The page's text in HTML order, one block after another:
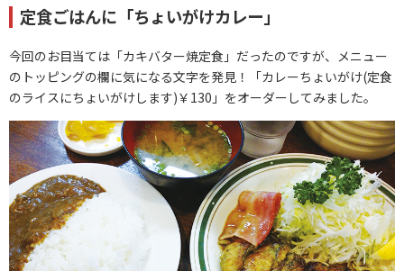
定食ごはんに「ちょいがけカレー」
今回のお目当ては「カキバター焼定食」だったのですが、メニュー
のトッピングの欄に気になる文字を発見！「カレーちょいがけ(定食
のライスにちょいがけします)￥130」をオーダーしてみました。